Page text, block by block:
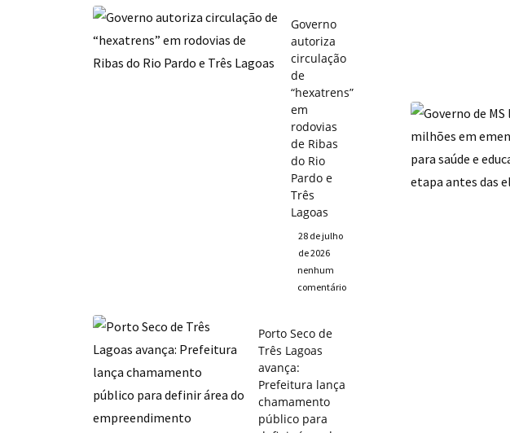
Governo
autoriza
circulação
de
“hexatrens”
em
rodovias
de Ribas
do Rio
Pardo e
Três
Lagoas
28 de julho
de 2026
nenhum
comentário
Porto Seco de
Três Lagoas
avança:
Prefeitura lança
chamamento
público para